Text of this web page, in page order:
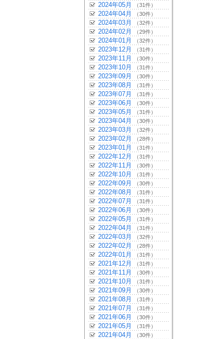
2024年05月 （31件）
2024年04月 （30件）
2024年03月 （32件）
2024年02月 （29件）
2024年01月 （32件）
2023年12月 （31件）
2023年11月 （30件）
2023年10月 （31件）
2023年09月 （30件）
2023年08月 （31件）
2023年07月 （31件）
2023年06月 （30件）
2023年05月 （31件）
2023年04月 （30件）
2023年03月 （32件）
2023年02月 （28件）
2023年01月 （31件）
2022年12月 （31件）
2022年11月 （30件）
2022年10月 （31件）
2022年09月 （30件）
2022年08月 （31件）
2022年07月 （31件）
2022年06月 （30件）
2022年05月 （31件）
2022年04月 （31件）
2022年03月 （32件）
2022年02月 （28件）
2022年01月 （31件）
2021年12月 （31件）
2021年11月 （30件）
2021年10月 （31件）
2021年09月 （30件）
2021年08月 （31件）
2021年07月 （31件）
2021年06月 （30件）
2021年05月 （31件）
2021年04月 （30件）